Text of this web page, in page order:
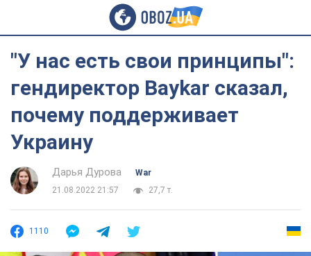
"У нас есть свои принципы":
гендиректор Baykar сказал,
почему поддерживает
Украину
Дарья Дурова
War
21.08.2022 21:57
27,7 т.
1110